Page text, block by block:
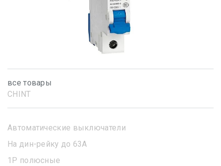
все товары
CHINT
Автоматические выключатели
На дин-рейку до 63А
1Р полюсные